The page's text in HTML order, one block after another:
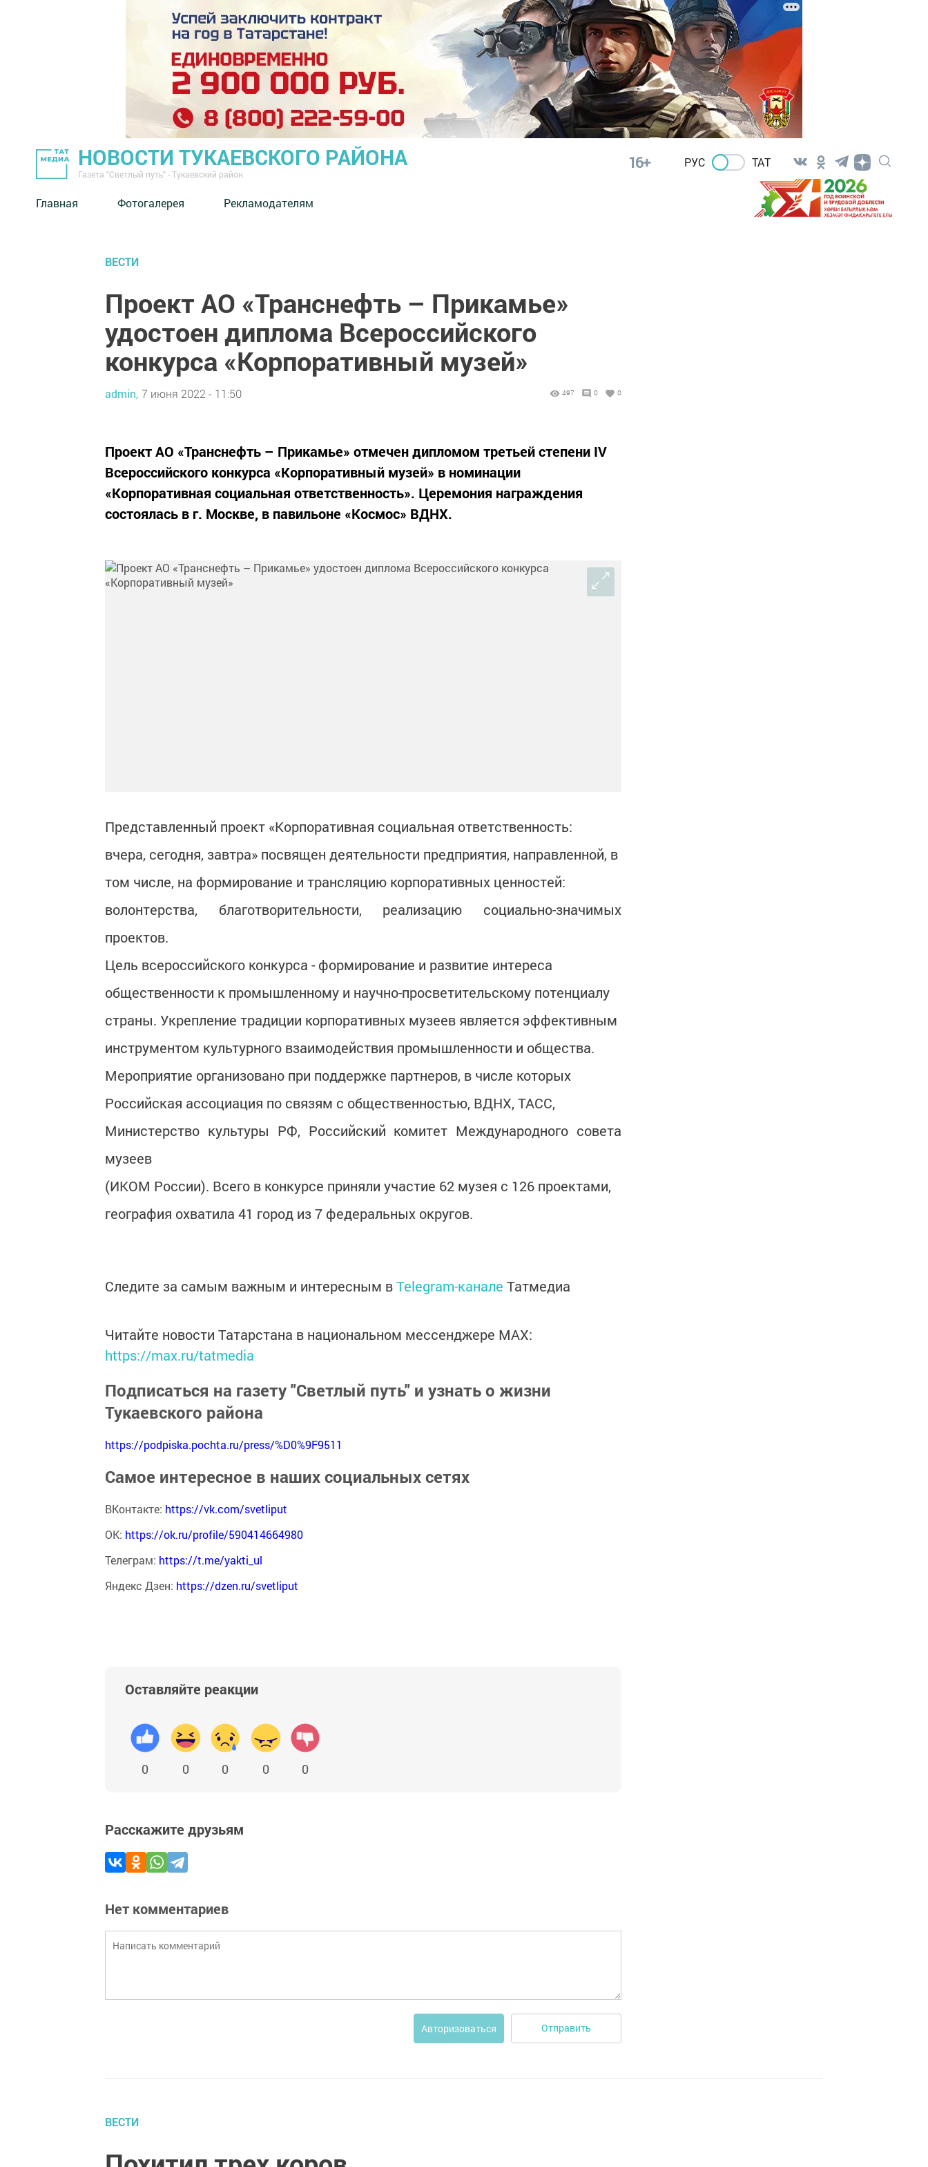
НОВОСТИ ТУКАЕВСКОГО РАЙОНА
Газета "Светлый путь" - Тукаевский район
16+ РУС ТАТ
Главная Фотогалерея Рекламодателям
ВЕСТИ
Проект АО «Транснефть – Прикамье»
удостоен диплома Всероссийского
конкурса «Корпоративный музей»
admin, 7 июня 2022 - 11:50 497 0 0
Проект АО «Транснефть – Прикамье» отмечен дипломом третьей степени IV
Всероссийского конкурса «Корпоративный музей» в номинации
«Корпоративная социальная ответственность». Церемония награждения
состоялась в г. Москве, в павильоне «Космос» ВДНХ.
Представленный проект «Корпоративная социальная ответственность:
вчера, сегодня, завтра» посвящен деятельности предприятия, направленной, в
том числе, на формирование и трансляцию корпоративных ценностей:
волонтерства, благотворительности, реализацию социально-значимых
проектов.
Цель всероссийского конкурса - формирование и развитие интереса
общественности к промышленному и научно-просветительскому потенциалу
страны. Укрепление традиции корпоративных музеев является эффективным
инструментом культурного взаимодействия промышленности и общества.
Мероприятие организовано при поддержке партнеров, в числе которых
Российская ассоциация по связям с общественностью, ВДНХ, ТАСС,
Министерство культуры РФ, Российский комитет Международного совета
музеев
(ИКОМ России). Всего в конкурсе приняли участие 62 музея с 126 проектами,
география охватила 41 город из 7 федеральных округов.
Следите за самым важным и интересным вTelegram-канале Татмедиа
Читайте новости Татарстана в национальном мессенджере MАХ:
https://max.ru/tatmedia
Подписаться на газету "Светлый путь" и узнать о жизни
Тукаевского района
https://podpiska.pochta.ru/press/%D0%9F9511
Самое интересное в наших социальных сетях
ВКонтакте: https://vk.com/svetliput
ОК: https://ok.ru/profile/590414664980
Телеграм: https://t.me/yakti_ul
Яндекс Дзен: https://dzen.ru/svetliput
Оставляйте реакции
0 0 0 0 0
Расскажите друзьям
Нет комментариев
Авторизоваться Отправить
ВЕСТИ